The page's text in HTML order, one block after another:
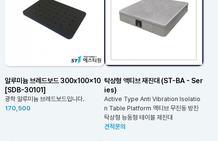
알루미늄 브레드보드 300x100x10
[SDB-30101]
광학 알루미늄 브레드보드입니다.
170,500
탁상형 액티브 재진대 (ST-BA - Ser
ies)
Active Type Anti Vibration Isolatio
n Table Platform 액티브 무진동 방진
탁상형 능동형 테이블 제진대
견적문의